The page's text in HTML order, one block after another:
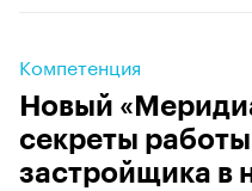
Компетенция
Новый
секреты работы
застройщика в